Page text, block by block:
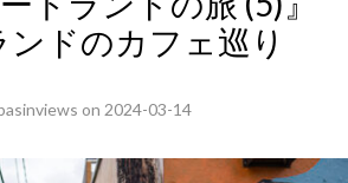
ドのカフェ巡り
on 2024-03-14